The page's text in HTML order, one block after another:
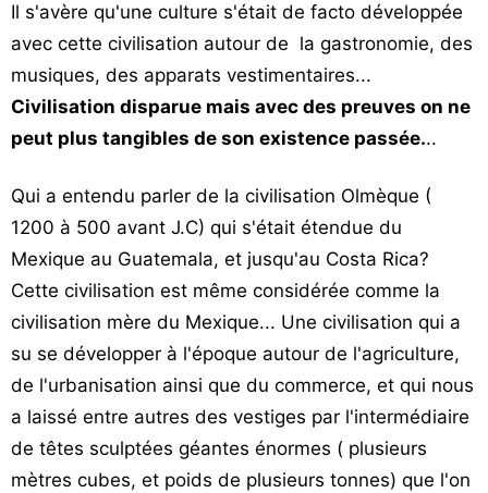
Il s'avère qu'une culture s'était de facto développée
avec cette civilisation autour de la gastronomie, des
musiques, des apparats vestimentaires...
Civilisation disparue mais avec des preuves on ne
peut plus tangibles de son existence passée...
Qui a entendu parler de la civilisation Olmèque (
1200 à 500 avant J.C) qui s'était étendue du
Mexique au Guatemala, et jusqu'au Costa Rica?
Cette civilisation est même considérée comme la
civilisation mère du Mexique... Une civilisation qui a
su se développer à l'époque autour de l'agriculture,
de l'urbanisation ainsi que du commerce, et qui nous
a laissé entre autres des vestiges par l'intermédiaire
de têtes sculptées géantes énormes ( plusieurs
mètres cubes, et poids de plusieurs tonnes) que l'on